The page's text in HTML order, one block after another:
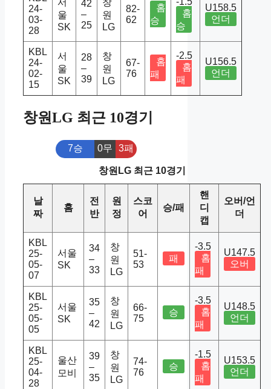
24-
03-
28
서
울
SK
42
–
25
창
원
LG
82-
62
홈
승
홈
승
U158.5
언더
KBL
24-
02-
15
서
울
SK
28
–
39
창
원
LG
67-
76
홈
패
-2.5
홈
패
U156.5
언더
창원LG 최근 10경기
7승 0무 3패
창원LG 최근 10경기
날
짜
홈
전
반
원
정
스코
어
승/패
핸
디
캡
오버/언
더
KBL
25-
05-
07
서울
SK
34
–
33
창
원
LG
51-
53
패
-3.5
홈
패
U147.5
오버
KBL
25-
05-
05
서울
SK
35
–
42
창
원
LG
66-
75
승
-3.5
홈
패
U148.5
언더
KBL
25-
04-
28
울산
모비
39
–
35
창
원
LG
74-
76
승
-1.5
홈
패
U153.5
언더